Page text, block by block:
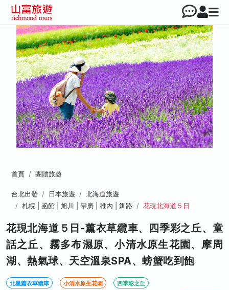
首頁 團體旅遊
台北出發 日本旅遊
北海道旅遊
札幌 | 函館 | 旭川 | 帶廣 | 稚內 | 釧路
花現北海道５日
花現北海道５日-薰衣草纜車、四季彩之丘、童
話之丘、霧多布濕原、小清水原生花園、摩周
湖、熱氣球、天空溫泉SPA、螃蟹吃到飽
北星薰衣草纜車 小清水原生花園 四季彩之丘